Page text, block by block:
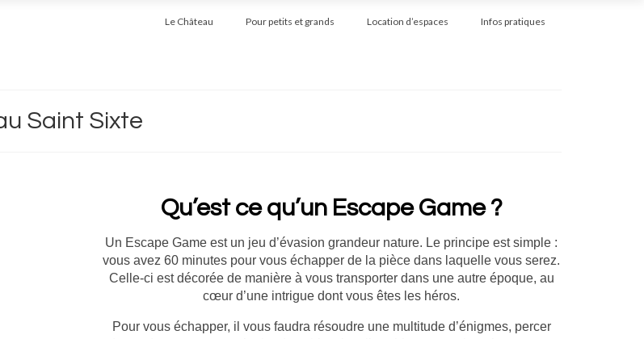
Le Château Pour petits et grands Location d’espaces Infos pratiques
Saint Sixte
Qu’est ce qu’un Escape Game ?
Un Escape Game est un jeu d’évasion grandeur nature. Le principe est simple :
vous avez 60 minutes pour vous échapper de la pièce dans laquelle vous serez.
Celle-ci est décorée de manière à vous transporter dans une autre époque, au
cœur d’une intrigue dont vous êtes les héros.
Pour vous échapper, il vous faudra résoudre une multitude d’énigmes, percer